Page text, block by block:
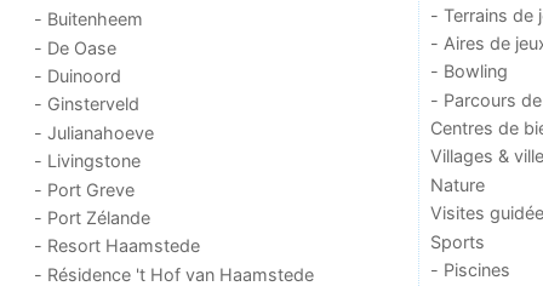
- Buitenheem
- De Oase
- Duinoord
- Ginsterveld
- Julianahoeve
- Livingstone
- Port Greve
- Port Zélande
- Resort Haamstede
- Résidence 't Hof van Haamstede
- Terrains de
- Aires de
- Bowling
- Parcours
Centres de
Villages &
Nature
Visites
Sports
- Piscines